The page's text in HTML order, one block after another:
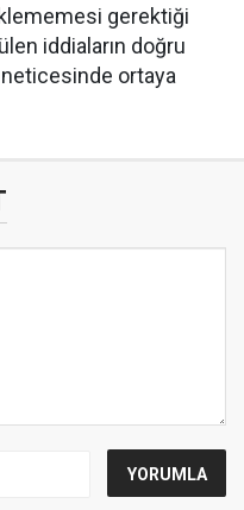
gerektiği
iddiaların doğru
neticesinde ortaya